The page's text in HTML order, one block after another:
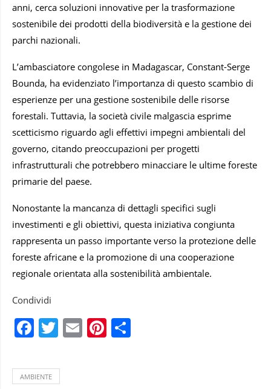
anni, cerca soluzioni innovative per la trasformazione
sostenibile dei prodotti della biodiversità e la gestione dei
parchi nazionali.
L’ambasciatore congolese in Madagascar, Constant-Serge
Bounda, ha evidenziato l’importanza di questo scambio di
esperienze per una gestione sostenibile delle risorse
forestali. Tuttavia, la società civile malgascia esprime
scetticismo riguardo agli effettivi impegni ambientali del
governo, citando preoccupazioni per progetti
infrastrutturali che potrebbero minacciare le ultime foreste
primarie del paese.
Nonostante la mancanza di dettagli specifici sugli
investimenti e gli obiettivi, questa iniziativa congiunta
rappresenta un passo importante verso la protezione delle
foreste africane e la promozione di una cooperazione
regionale orientata alla sostenibilità ambientale.
Condividi
Facebook
Twitter
EmailPinterest
AMBIENTE